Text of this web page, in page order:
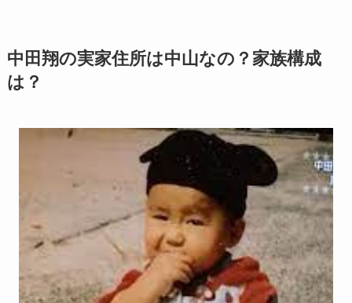
中田翔の実家住所は中山なの？家族構成
は？